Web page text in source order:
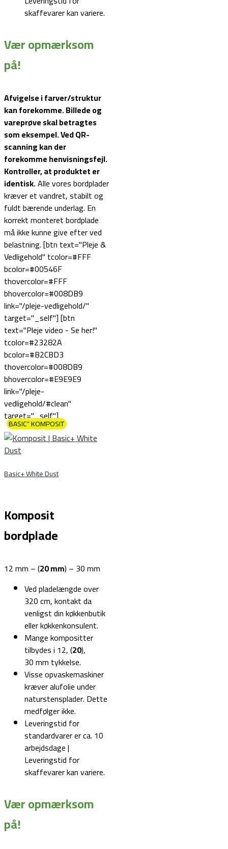
skaffevarer kan variere.
Vær opmærksom
på!
Afvigelse i farver/struktur
kan forekomme. Billede og
vareprøve skal betragtes
som eksempel.Ved QR-
scanning kan der
forekomme henvisningsfejl.
Kontroller, at produktet er
identisk.Alle vores bordplader
kræver et vandret, stabilt og
fuldt bærende underlag. En
korrekt monteret bordplade
må ikke kunne give efter ved
belastning. [btn text="Pleje &
Vedligehold" tcolor=#FFF
bcolor=#00546F
thovercolor=#FFF
bhovercolor=#008DB9
link="/pleje-vedligehold/"
target="_self"] [btn
text="Pleje video - Se her!"
tcolor=#23282A
bcolor=#B2CBD3
thovercolor=#008DB9
bhovercolor=#E9E9E9
link="/pleje-
vedligehold/#clean"
target="_self"]
BASIC⁺ KOMPOSIT
Basic+ White Dust
Komposit
bordplade
12 mm – (20 mm) – 30 mm
Ved pladelængde over
320 cm, kontakt da
venligst din køkkenbutik
eller køkkenkonsulent.
Mange kompositter
tilbydes i 12, (20),
30 mm tykkelse.
Visse opvaskemaskiner
kræver alufolie under
naturstensplader. Dette
medfølger ikke.
Leveringstid for
standardvarer er ca. 10
arbejdsdage |
Leveringstid for
skaffevarer kan variere.
Vær opmærksom
på!